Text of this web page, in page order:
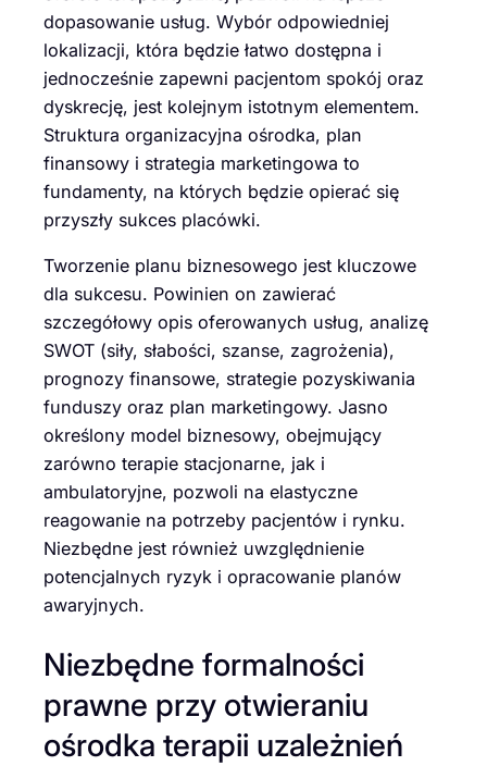
dopasowanie usług. Wybór odpowiedniej
lokalizacji, która będzie łatwo dostępna i
jednocześnie zapewni pacjentom spokój oraz
dyskrecję, jest kolejnym istotnym elementem.
Struktura organizacyjna ośrodka, plan
finansowy i strategia marketingowa to
fundamenty, na których będzie opierać się
przyszły sukces placówki.
Tworzenie planu biznesowego jest kluczowe
dla sukcesu. Powinien on zawierać
szczegółowy opis oferowanych usług, analizę
SWOT (siły, słabości, szanse, zagrożenia),
prognozy finansowe, strategie pozyskiwania
funduszy oraz plan marketingowy. Jasno
określony model biznesowy, obejmujący
zarówno terapie stacjonarne, jak i
ambulatoryjne, pozwoli na elastyczne
reagowanie na potrzeby pacjentów i rynku.
Niezbędne jest również uwzględnienie
potencjalnych ryzyk i opracowanie planów
awaryjnych.
Niezbędne formalności
prawne przy otwieraniu
ośrodka terapii uzależnień